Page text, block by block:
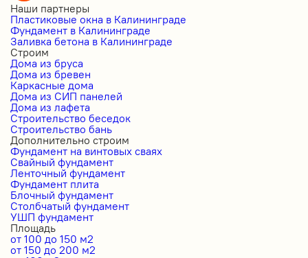
Наши партнеры
Пластиковые окна в Калининграде
Фундамент в Калининграде
Заливка бетона в Калининграде
Строим
Дома из бруса
Дома из бревен
Каркасные дома
Дома из СИП панелей
Дома из лафета
Строительство беседок
Строительство бань
Дополнительно строим
Фундамент на винтовых сваях
Свайный фундамент
Ленточный фундамент
Фундамент плита
Блочный фундамент
Столбчатый фундамент
УШП фундамент
Площадь
от 100 до 150 м2
от 150 до 200 м2